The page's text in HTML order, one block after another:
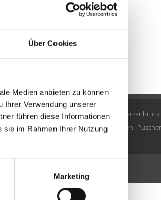
Über Cookies
Medien anbieten zu können
Ihrer Verwendung unserer
führen diese Informationen
sie im Rahmen Ihrer Nutzung
Marketing
Poing Fürth Erlangen Krailling
Schwarzenbruck
Zirndorf Cadolzburg Haar Taufkirchen